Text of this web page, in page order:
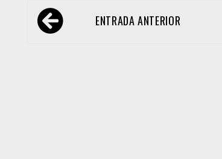
Navegación
de ENTRADA ANTERIOR